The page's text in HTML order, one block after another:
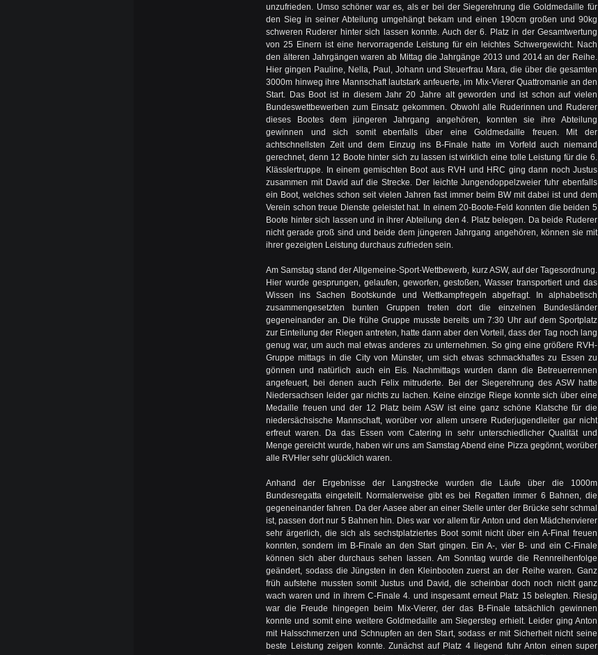
unzufrieden. Umso schöner war es, als er bei der Siegerehrung die Goldmedaille für
den Sieg in seiner Abteilung umgehängt bekam und einen 190cm großen und 90kg
schweren Ruderer hinter sich lassen konnte. Auch der 6. Platz in der Gesamtwertung
von 25 Einern ist eine hervorragende Leistung für ein leichtes Schwergewicht. Nach
den älteren Jahrgängen waren ab Mittag die Jahrgänge 2013 und 2014 an der Reihe.
Hier gingen Pauline, Nella, Paul, Johann und Steuerfrau Mara, die über die gesamten
3000m hinweg ihre Mannschaft lautstark anfeuerte, im Mix-Vierer Quattromanie an den
Start. Das Boot ist in diesem Jahr 20 Jahre alt geworden und ist schon auf vielen
Bundeswettbewerben zum Einsatz gekommen. Obwohl alle Ruderinnen und Ruderer
dieses Bootes dem jüngeren Jahrgang angehören, konnten sie ihre Abteilung
gewinnen und sich somit ebenfalls über eine Goldmedaille freuen. Mit der
achtschnellsten Zeit und dem Einzug ins B-Finale hatte im Vorfeld auch niemand
gerechnet, denn 12 Boote hinter sich zu lassen ist wirklich eine tolle Leistung für die 6.
Klässlertruppe. In einem gemischten Boot aus RVH und HRC ging dann noch Justus
zusammen mit David auf die Strecke. Der leichte Jungendoppelzweier fuhr ebenfalls
ein Boot, welches schon seit vielen Jahren fast immer beim BW mit dabei ist und dem
Verein schon treue Dienste geleistet hat. In einem 20-Boote-Feld konnten die beiden 5
Boote hinter sich lassen und in ihrer Abteilung den 4. Platz belegen. Da beide Ruderer
nicht gerade groß sind und beide dem jüngeren Jahrgang angehören, können sie mit
ihrer gezeigten Leistung durchaus zufrieden sein.
Am Samstag stand der Allgemeine-Sport-Wettbewerb, kurz ASW, auf der Tagesordnung.
Hier wurde gesprungen, gelaufen, geworfen, gestoßen, Wasser transportiert und das
Wissen ins Sachen Bootskunde und Wettkampfregeln abgefragt. In alphabetisch
zusammengesetzten bunten Gruppen treten dort die einzelnen Bundesländer
gegeneinander an. Die frühe Gruppe musste bereits um 7:30 Uhr auf dem Sportplatz
zur Einteilung der Riegen antreten, hatte dann aber den Vorteil, dass der Tag noch lang
genug war, um auch mal etwas anderes zu unternehmen. So ging eine größere RVH-
Gruppe mittags in die City von Münster, um sich etwas schmackhaftes zu Essen zu
gönnen und natürlich auch ein Eis. Nachmittags wurden dann die Betreuerrennen
angefeuert, bei denen auch Felix mitruderte. Bei der Siegerehrung des ASW hatte
Niedersachsen leider gar nichts zu lachen. Keine einzige Riege konnte sich über eine
Medaille freuen und der 12 Platz beim ASW ist eine ganz schöne Klatsche für die
niedersächsische Mannschaft, worüber vor allem unsere Ruderjugendleiter gar nicht
erfreut waren. Da das Essen vom Catering in sehr unterschiedlicher Qualität und
Menge gereicht wurde, haben wir uns am Samstag Abend eine Pizza gegönnt, worüber
alle RVHler sehr glücklich waren.
Anhand der Ergebnisse der Langstrecke wurden die Läufe über die 1000m
Bundesregatta eingeteilt. Normalerweise gibt es bei Regatten immer 6 Bahnen, die
gegeneinander fahren. Da der Aasee aber an einer Stelle unter der Brücke sehr schmal
ist, passen dort nur 5 Bahnen hin. Dies war vor allem für Anton und den Mädchenvierer
sehr ärgerlich, die sich als sechstplatziertes Boot somit nicht über ein A-Final freuen
konnten, sondern im B-Finale an den Start gingen. Ein A-, vier B- und ein C-Finale
können sich aber durchaus sehen lassen. Am Sonntag wurde die Rennreihenfolge
geändert, sodass die Jüngsten in den Kleinbooten zuerst an der Reihe waren. Ganz
früh aufstehe mussten somit Justus und David, die scheinbar doch noch nicht ganz
wach waren und in ihrem C-Finale 4. und insgesamt erneut Platz 15 belegten. Riesig
war die Freude hingegen beim Mix-Vierer, der das B-Finale tatsächlich gewinnen
konnte und somit eine weitere Goldmedaille am Siegersteg erhielt. Leider ging Anton
mit Halsschmerzen und Schnupfen an den Start, sodass er mit Sicherheit nicht seine
beste Leistung zeigen konnte. Zunächst auf Platz 4 liegend fuhr Anton einen super